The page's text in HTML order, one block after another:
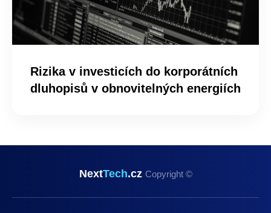
Rizika v investicích do korporátních
dluhopisů v obnovitelných energiích
NextTech.cz Copyright ©